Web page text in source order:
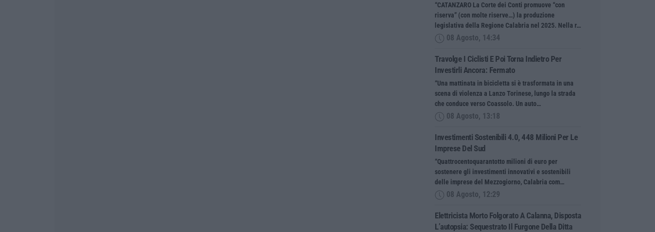
“CATANZARO La Corte dei Conti promuove “con
riserva” (con molte riserve…) la produzione
legislativa della Regione Calabria nel 2025. Nella r…
08 Agosto, 14:34
Travolge I Ciclisti E Poi Torna Indietro Per
Investirli Ancora: Fermato
“Una mattinata in bicicletta si è trasformata in una
scena di violenza a Lanzo Torinese, lungo la strada
che conduce verso Coassolo. Un auto…
08 Agosto, 13:18
Investimenti Sostenibili 4.0, 448 Milioni Per Le
Imprese Del Sud
“Quattrocentoquarantotto milioni di euro per
sostenere gli investimenti innovativi e sostenibili
delle imprese del Mezzogiorno, Calabria com…
08 Agosto, 12:29
Elettricista Morto Folgorato A Calanna, Disposta
L’autopsia: Sequestrato Il Furgone Della Ditta